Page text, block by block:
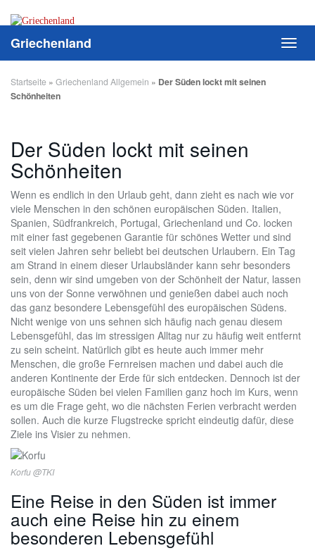
content
Griechenland
Startseite » Griechenland Allgemein » Der Süden lockt mit seinen
Schönheiten
Der Süden lockt mit seinen
Schönheiten
Wenn es endlich in den Urlaub geht, dann zieht es nach wie vor
viele Menschen in den schönen europäischen Süden. Italien,
Spanien, Südfrankreich, Portugal, Griechenland und Co. locken
mit einer fast gegebenen Garantie für schönes Wetter und sind
seit vielen Jahren sehr beliebt bei deutschen Urlaubern. Ein Tag
am Strand in einem dieser Urlaubsländer kann sehr besonders
sein, denn wir sind umgeben von der Schönheit der Natur, lassen
uns von der Sonne verwöhnen und genießen dabei auch noch
das ganz besondere Lebensgefühl des europäischen Südens.
Nicht wenige von uns sehnen sich häufig nach genau diesem
Lebensgefühl, das im stressigen Alltag nur zu häufig weit entfernt
zu sein scheint. Natürlich gibt es heute auch immer mehr
Menschen, die große Fernreisen machen und dabei auch die
anderen Kontinente der Erde für sich entdecken. Dennoch ist der
europäische Süden bei vielen Familien ganz hoch im Kurs, wenn
es um die Frage geht, wo die nächsten Ferien verbracht werden
sollen. Auch die kurze Flugstrecke spricht eindeutig dafür, diese
Ziele ins Visier zu nehmen.
Korfu @TKI
Eine Reise in den Süden ist immer
auch eine Reise hin zu einem
besonderen Lebensgefühl